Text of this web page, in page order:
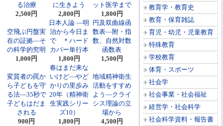
教育学・教育史
教育・保育雑誌
育児・幼児・児童教育
特殊教育
学校教育
体育・スポーツ
社会学
社会事業・社会福祉
経営学・社会科学
社会科学資料・報告書
る治療
2,500円
に生きよう
2,800円
ット医学まで
1,800円
空飛ぶ円盤実
在の証拠―そ
の科学的究明
1,000円
日本人論 ―明
治から今日ま
で ＊ハード
カバー単行本
1,800円
円及双曲線函
数表―附・指
数、自然対数
函数表
1,500円
変質者の罠か
ら子どもを守
る法―35秒で
子どもはだま
される
900円
春はまだ来な
いけど―やど
かりの里歩み
20年（精神衛
生実践シリー
ズ10）
1,800円
地域精神衛生
活動をすすめ
よう―クライ
シス理論の立
場から
4,500円